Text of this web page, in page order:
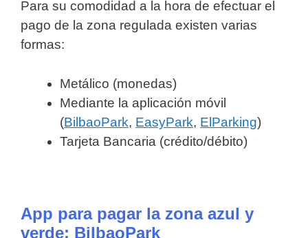
Para su comodidad a la hora de efectuar el
pago de la zona regulada existen varias
formas:
Metálico (monedas)
Mediante la aplicación móvil
(BilbaoPark, EasyPark, ElParking)
Tarjeta Bancaria (crédito/débito)
App para pagar la zona azul y
verde: BilbaoPark